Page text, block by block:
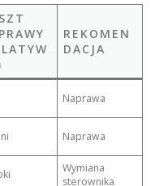
REKOMEN
DACJA
Naprawa
Naprawa
Wymiana
sterownika